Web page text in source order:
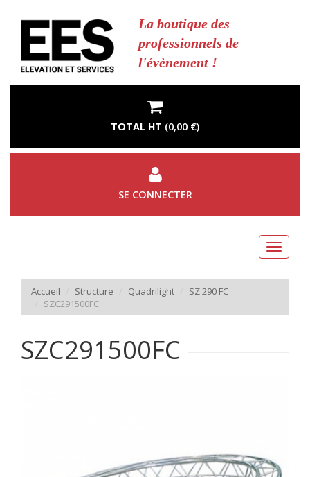
contenu
principal
La boutique des
professionnels de
l'évènement !
TOTAL HT (0,00 €)
SE CONNECTER
Toggle
Accueil Structure Quadrilight
SZ 290 FC
SZC291500FC
SZC291500FC